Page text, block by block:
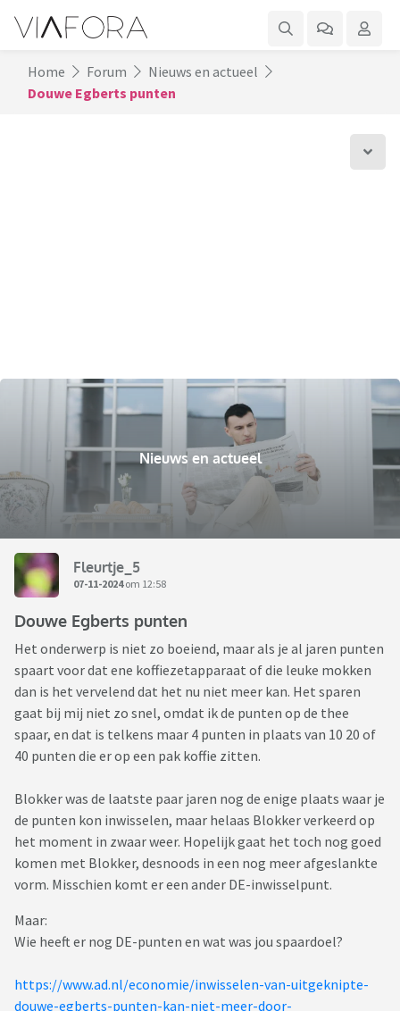
Home Forum
Nieuws en actueel
Douwe Egberts punten
Nieuws en actueel
Fleurtje_5
07-11-2024om 12:58
Douwe Egberts punten
Het onderwerp is niet zo boeiend, maar als je al jaren punten
spaart voor dat ene koffiezetapparaat of die leuke mokken
dan is het vervelend dat het nu niet meer kan. Het sparen
gaat bij mij niet zo snel, omdat ik de punten op de thee
spaar, en dat is telkens maar 4 punten in plaats van 10 20 of
40 punten die er op een pak koffie zitten.
Blokker was de laatste paar jaren nog de enige plaats waar je
de punten kon inwisselen, maar helaas Blokker verkeerd op
het moment in zwaar weer. Hopelijk gaat het toch nog goed
komen met Blokker, desnoods in een nog meer afgeslankte
vorm. Misschien komt er een ander DE-inwisselpunt.
Maar:
Wie heeft er nog DE-punten en wat was jou spaardoel?
https://www.ad.nl/economie/inwisselen-van-uitgeknipte-
douwe-egberts-punten-kan-niet-meer-door-